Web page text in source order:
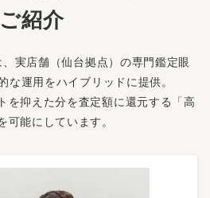
ご紹介
実店舗（仙台拠点）の専門鑑定眼
な運用をハイブリッドに提供。
を抑えた分を査定額に還元する「高
可能にしています。